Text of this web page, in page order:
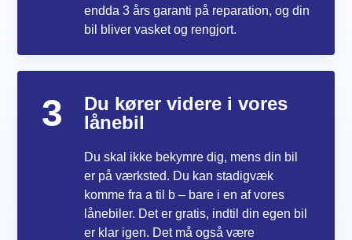
endda 3 års garanti på reparation, og din
bil bliver vasket og rengjort.
3
Du kører videre i vores
lånebil
Du skal ikke bekymre dig, mens din bil
er på værksted. Du kan stadigvæk
komme fra a til b – bare i en af vores
lånebiler. Det er gratis, indtil din egen bil
er klar igen. Det må også være